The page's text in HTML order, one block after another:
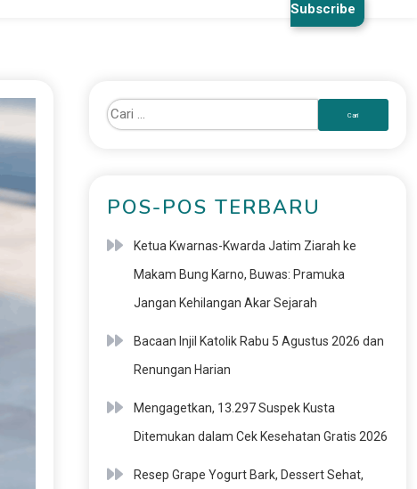
Subscribe
POS-POS TERBARU
Ketua Kwarnas-Kwarda Jatim Ziarah ke
Makam Bung Karno, Buwas: Pramuka
Jangan Kehilangan Akar Sejarah
Bacaan Injil Katolik Rabu 5 Agustus 2026 dan
Renungan Harian
Mengagetkan, 13.297 Suspek Kusta
Ditemukan dalam Cek Kesehatan Gratis 2026
Resep Grape Yogurt Bark, Dessert Sehat,